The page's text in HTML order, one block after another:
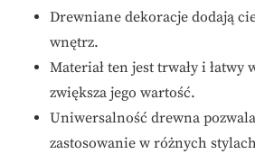
Drewniane dekoracje dodają
wnętrz.
Materiał ten jest trwały i łatwy
zwiększa jego wartość.
Uniwersalność drewna
zastosowanie w różnych